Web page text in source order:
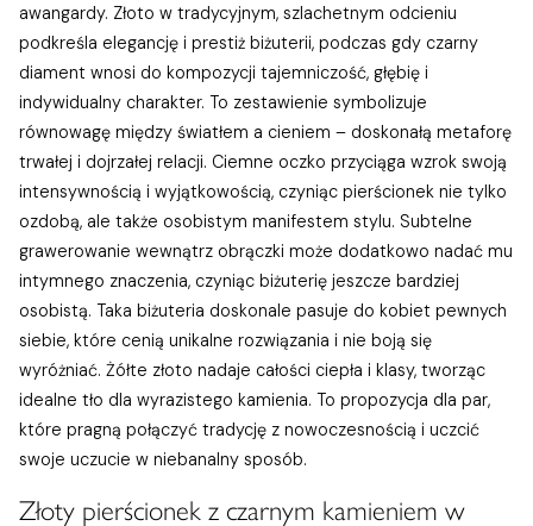
awangardy. Złoto w tradycyjnym, szlachetnym odcieniu
podkreśla elegancję i prestiż biżuterii, podczas gdy czarny
diament wnosi do kompozycji tajemniczość, głębię i
indywidualny charakter. To zestawienie symbolizuje
równowagę między światłem a cieniem – doskonałą metaforę
trwałej i dojrzałej relacji. Ciemne oczko przyciąga wzrok swoją
intensywnością i wyjątkowością, czyniąc pierścionek nie tylko
ozdobą, ale także osobistym manifestem stylu. Subtelne
grawerowanie wewnątrz obrączki może dodatkowo nadać mu
intymnego znaczenia, czyniąc biżuterię jeszcze bardziej
osobistą. Taka biżuteria doskonale pasuje do kobiet pewnych
siebie, które cenią unikalne rozwiązania i nie boją się
wyróżniać. Żółte złoto nadaje całości ciepła i klasy, tworząc
idealne tło dla wyrazistego kamienia. To propozycja dla par,
które pragną połączyć tradycję z nowoczesnością i uczcić
swoje uczucie w niebanalny sposób.
Złoty pierścionek z czarnym kamieniem w